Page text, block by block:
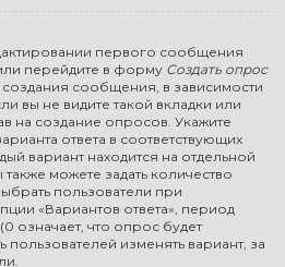
первого сообщения
перейдите в форму Создать опрос
сообщения, в зависимости
вы не видите такой вкладки или
на создание опросов. Укажите
ответа в соответствующих
вариант находится на отдельной
можете задать количество
пользователи при
«Вариантов ответа», период
означает, что опрос будет
изменять вариант, за